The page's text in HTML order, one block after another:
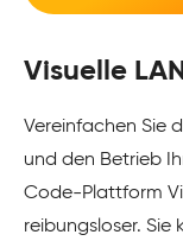
Visuelle
Vereinfachen Sie
und den Betrieb
Code-Plattform
reibungsloser.